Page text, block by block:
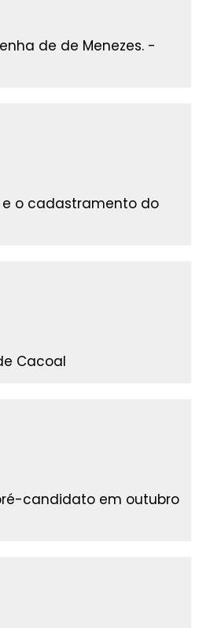
de de Menezes. -
o cadastramento do
Cacoal
candidato em outubro